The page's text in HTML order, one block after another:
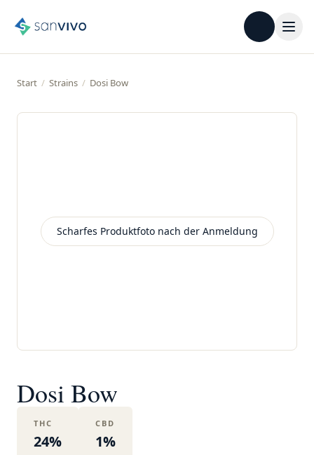
Start / Strains / Dosi Bow
Scharfes Produktfoto nach der Anmeldung
Dosi Bow
THC
24%
CBD
1%